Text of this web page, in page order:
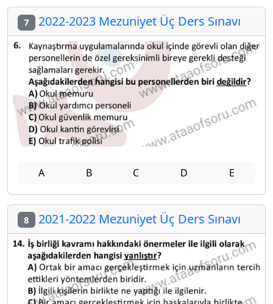
7 2022-2023 Mezuniyet Üç Ders Sınavı
A B C D E
8 2021-2022 Mezuniyet Üç Ders Sınavı